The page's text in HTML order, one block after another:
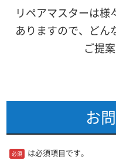
リペアマスターは
ありますので、どん
ご提
お
必須 は必須項目です。